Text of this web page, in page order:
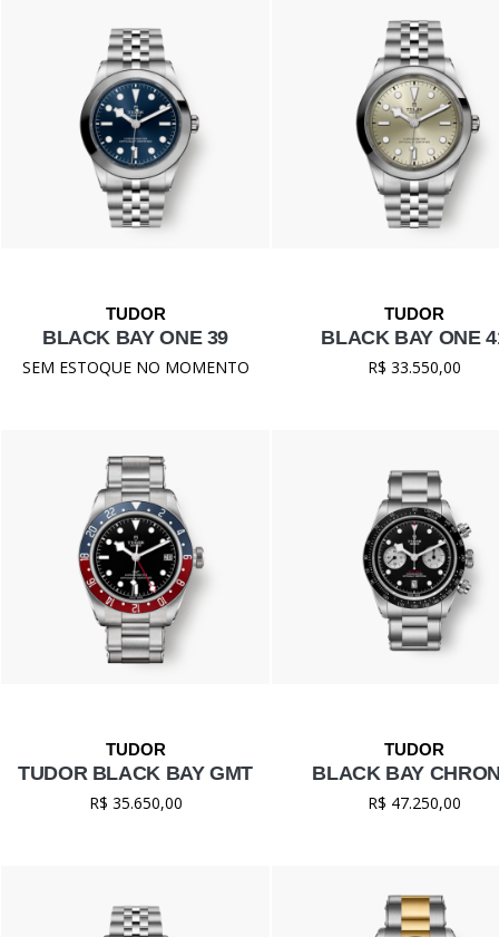
BLACK BAY ONE 39
SEM ESTOQUE NO MOMENTO
BLACK BAY ONE
R$ 33.550,00
TUDOR BLACK BAY GMT
R$ 35.650,00
BLACK BAY
R$ 47.250,00